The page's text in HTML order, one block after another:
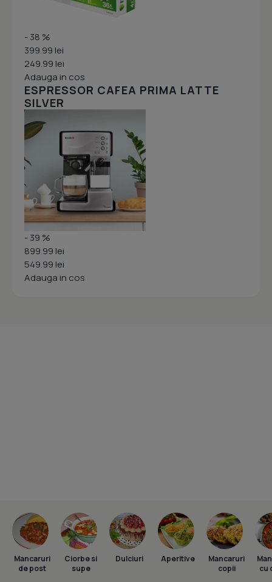
- 38 %
399.99 lei
249.99 lei
Adauga in cos
ESPRESSOR CAFEA PRIMA LATTE
SILVER
- 39 %
899.99 lei
549.99 lei
Adauga in cos
Mancaruri
de post
Ciorbe si
supe
Dulciuri Aperitive
Mancaruri
copii
cu